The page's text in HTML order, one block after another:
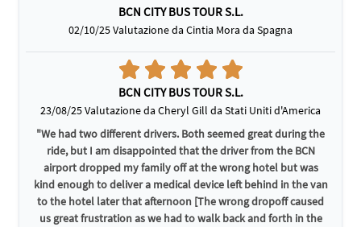
BCN CITY BUS TOUR S.L.
02/10/25 Valutazione da Cintia Mora da Spagna
BCN CITY BUS TOUR S.L.
23/08/25 Valutazione da Cheryl Gill da Stati Uniti d'America
"We had two different drivers. Both seemed great during the
ride, but I am disappointed that the driver from the BCN
airport dropped my family off at the wrong hotel but was
kind enough to deliver a medical device left behind in the van
to the hotel later that afternoon [The wrong dropoff caused
us great frustration as we had to walk back and forth in the